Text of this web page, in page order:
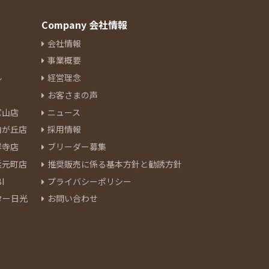
店
丘店
店
町店
日光
Company 会社情報
会社情報
事業概要
経営理念
お客さまの声
ニュース
採用情報
ブリーダー募集
推奨販売に係る基本方針と勧誘方針
プライバシーポリシー
お問い合わせ